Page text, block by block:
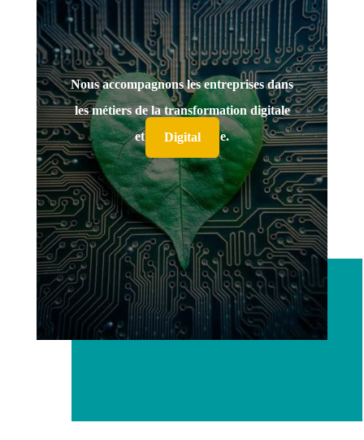
Nous accompagnons les entreprises dans
les métiers de la transformation digitale
et du numérique.
Digital